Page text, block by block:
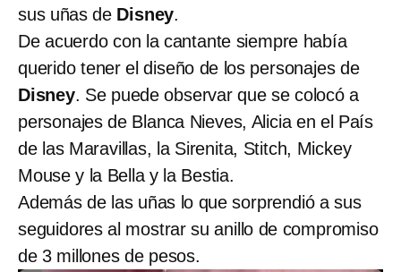
sus uñas de Disney.
De acuerdo con la cantante siempre había
querido tener el diseño de los personajes de
Disney. Se puede observar que se colocó a
personajes de Blanca Nieves, Alicia en el País
de las Maravillas, la Sirenita, Stitch, Mickey
Mouse y la Bella y la Bestia.
Además de las uñas lo que sorprendió a sus
seguidores al mostrar su anillo de compromiso
de 3 millones de pesos.